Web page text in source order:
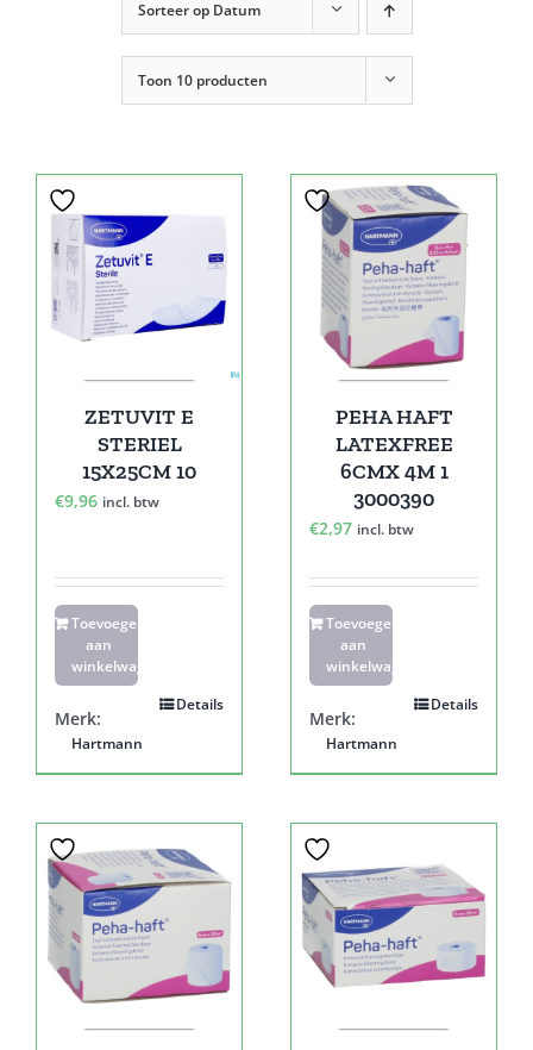
Sorteer op Datum
Toon 10 producten
ZETUVIT E
STERIEL
15X25CM 10
€9,96 incl. btw
Toevoegen
aan
winkelwagen
Details
Merk:
Hartmann
PEHA HAFT
LATEXFREE
6CMX 4M 1
3000390
€2,97 incl. btw
Toevoegen
aan
winkelwagen
Details
Merk:
Hartmann